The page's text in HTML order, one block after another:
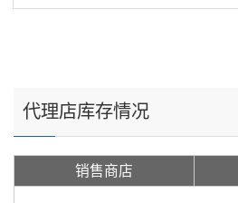
代理店库存情况
销售商店